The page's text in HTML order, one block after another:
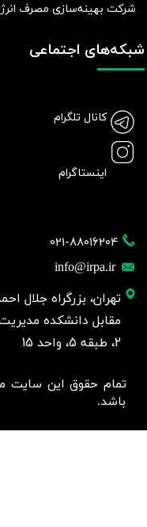
021-88016204
info@irpa.ir
تهران، بزرگراه جلال
مقابل دانشکده مدیریت
2، طبقه 5، واحد 15
شرکت بهينه‌سازی مصرف
شبکه‌های اجتماعی
کانال تلگرام
اینستاگرام
تمام حقوق این سایت
باشد.